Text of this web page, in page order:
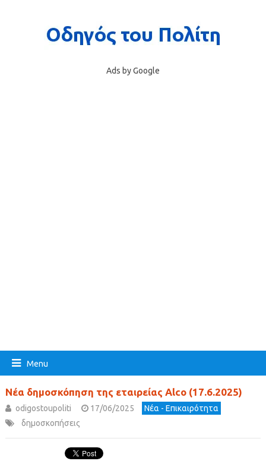
Ads by Google
Menu
Νέα δημοσκόπηση της εταιρείας Alco (17.6.2025)
odigostoupoliti 17/06/2025
Νέα - Επικαιρότητα
δημοσκοπήσεις